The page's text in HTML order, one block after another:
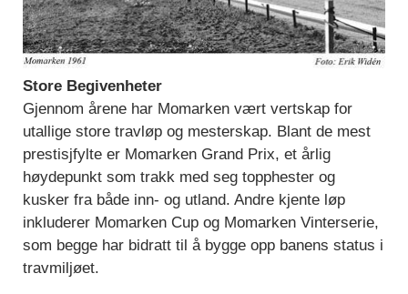
Store Begivenheter
Gjennom årene har Momarken vært vertskap for
utallige store travløp og mesterskap. Blant de mest
prestisjfylte er Momarken Grand Prix, et årlig
høydepunkt som trakk med seg topphester og
kusker fra både inn- og utland. Andre kjente løp
inkluderer Momarken Cup og Momarken Vinterserie,
som begge har bidratt til å bygge opp banens status i
travmiljøet.